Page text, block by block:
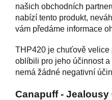
našich obchodních
nabízí tento produkt,
vám předáme informace
THP420 je chuťově
oblíbili pro jeho účinnost
nemá žádné negativní
Canapuff - Jealousy